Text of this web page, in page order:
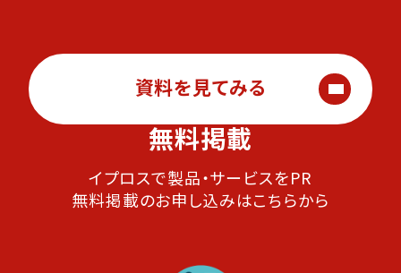
資料を見てみる
無料掲載
イプロスで製品・サービスをPR
無料掲載のお申し込みはこちらから